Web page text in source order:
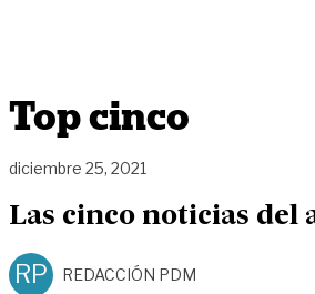
Top cinco
diciembre 25, 2021
Las cinco noticias del
RP REDACCIÓN PDM